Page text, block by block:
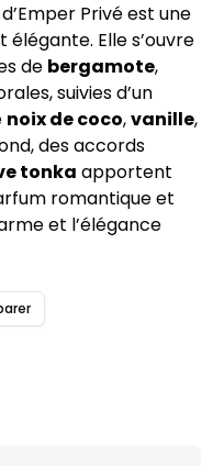
d’Emper Privé est une
Elle s’ouvre
de bergamote,
suivies d’un
noix de coco,vanille,
des accords
tonka apportent
romantique et
et l’élégance